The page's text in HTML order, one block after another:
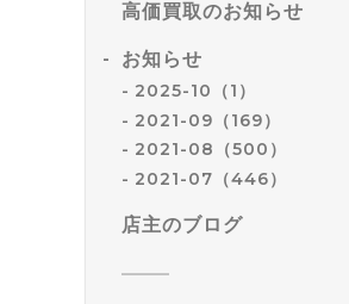
高価買取のお知らせ
お知らせ
2025-10（1）
2021-09（169）
2021-08（500）
2021-07（446）
店主のブログ